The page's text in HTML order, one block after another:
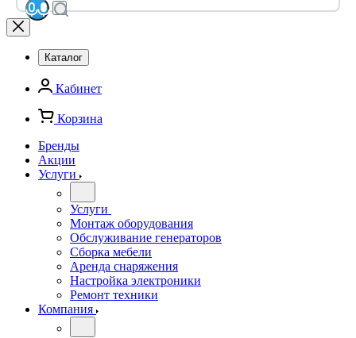
Каталог
Кабинет
Корзина
Бренды
Акции
Услуги
Услуги
Монтаж оборудования
Обслуживание генераторов
Сборка мебели
Аренда снаряжения
Настройка электроники
Ремонт техники
Компания